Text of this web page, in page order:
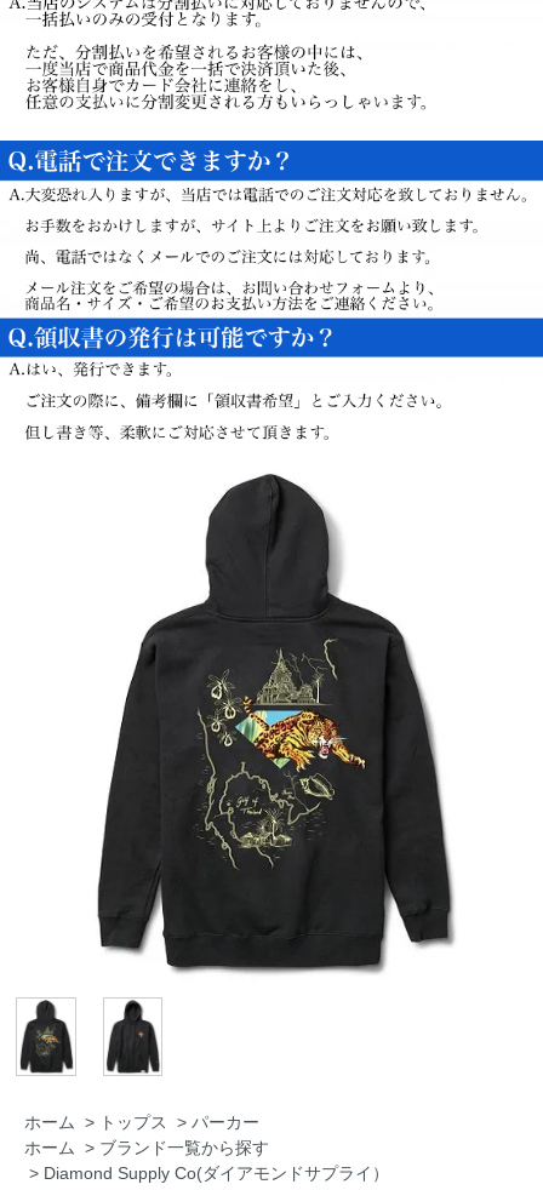
ホーム > トップス > パーカー
ホーム > ブランド一覧から探す
> Diamond Supply Co(ダイアモンドサプライ）